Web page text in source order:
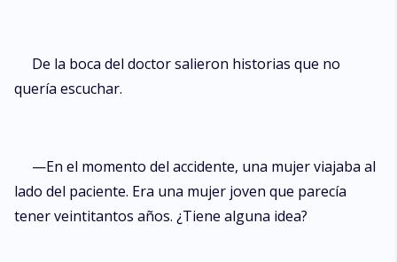
De la boca del doctor salieron historias que no
quería escuchar.
—En el momento del accidente, una mujer viajaba al
lado del paciente. Era una mujer joven que parecía
tener veintitantos años. ¿Tiene alguna idea?